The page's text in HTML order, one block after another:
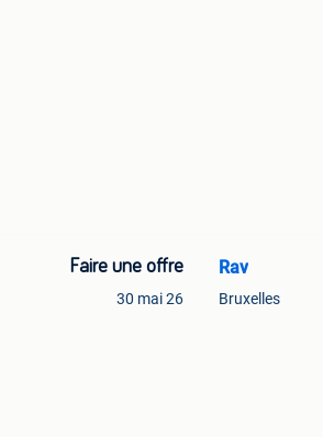
Faire une offre
30 mai 26
Rav
Bruxelles